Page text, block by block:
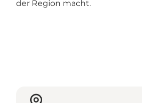
der Region macht.